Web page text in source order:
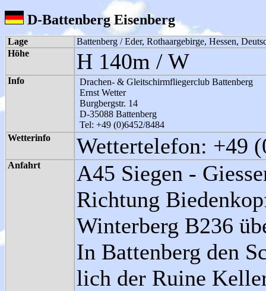
D-Battenberg Eisenberg
Lage
Battenberg / Eder, Rothaargebirge, Hessen,
Höhe
H 140m / W
Info
Drachen- & Gleitschirmfliegerclub Battenberg
Ernst Wetter
Burgbergstr. 14
D-35088 Battenberg
Tel: +49 (0)6452/8484
Wetterinfo
Wettertelefon: +49
Anfahrt
A45 Siegen -
Richtung
Winterberg B236
In Battenberg den
lich der Ruine